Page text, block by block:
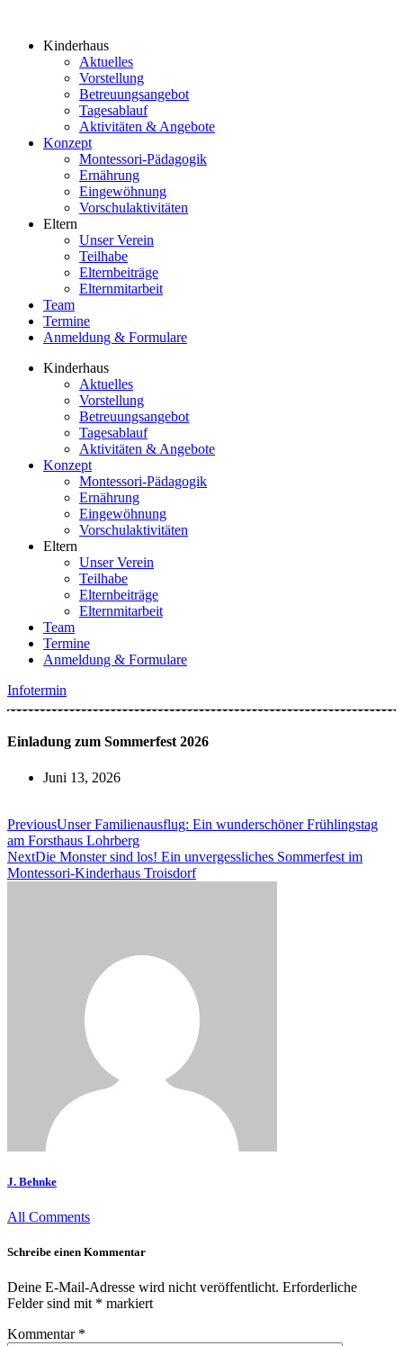
Kinderhaus
Aktuelles
Vorstellung
Betreuungsangebot
Tagesablauf
Aktivitäten & Angebote
Konzept
Montessori-Pädagogik
Ernährung
Eingewöhnung
Vorschulaktivitäten
Eltern
Unser Verein
Teilhabe
Elternbeiträge
Elternmitarbeit
Team
Termine
Anmeldung & Formulare
Kinderhaus
Aktuelles
Vorstellung
Betreuungsangebot
Tagesablauf
Aktivitäten & Angebote
Konzept
Montessori-Pädagogik
Ernährung
Eingewöhnung
Vorschulaktivitäten
Eltern
Unser Verein
Teilhabe
Elternbeiträge
Elternmitarbeit
Team
Termine
Anmeldung & Formulare
Infotermin
Einladung zum Sommerfest 2026
Juni 13, 2026
PreviousUnser Familienausflug: Ein wunderschöner Frühlingstag
am Forsthaus Lohrberg
NextDie Monster sind los! Ein unvergessliches Sommerfest im
Montessori-Kinderhaus Troisdorf
J. Behnke
All Comments
Schreibe einen Kommentar
Deine E-Mail-Adresse wird nicht veröffentlicht. Erforderliche
Felder sind mit * markiert
Kommentar *